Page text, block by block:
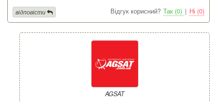
Відгук корисний? Так (0) | Ні (0)
відповісти
AGSAT